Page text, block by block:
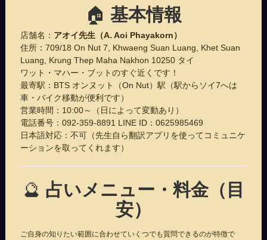
🏠 基本情報
店舗名： アオイ先生（A. Aoi Phayakorn）
住所： 709/18 On Nut 7, Khwaeng Suan Luang, Khet Suan
Luang, Krung Thep Maha Nakhon 10250 タイ
ワット・マハー・ブットのすぐ近くです！
最寄駅：BTS オンヌット（On Nut）駅（駅からソイ7へは
車・バイク移動が便利です）
営業時間：10:00～（日によって変動あり）
電話番号：092-359-8891 LINE ID：0625985469
日本語対応：不可（先生自ら翻訳アプリを使ってコミュニケ
ーションを取ってくれます）
🔮 占いメニュー・料金（目
安）
ご自身の知りたい範囲に合わせていくつでも質問できるのが特徴で